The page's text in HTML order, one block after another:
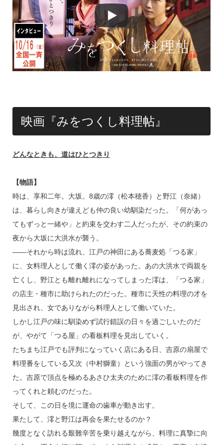
映画『みをつくし料理帖』
どんなときも、道はひとつきり
【物語】
時は、享和二年。大坂。8歳の澪（松本穂香）と野江（奈緒）
は、暮らし向きが違えども仲の良い幼馴染だった。「何があっ
てもずっと一緒や」と約束を交わす二人だったが、その約束の
夜から大坂に大洪水が襲う。
――それから時は流れ、江戸の神田にある蕎麦処「つる家」
に、女料理人として働く澪の姿があった。あの大洪水で両親を
亡くし、野江とも離れ離れになってしまった澪は、「つる家」
の店主・種市に助けられたのだった。種市に天性の料理の才を
見出され、女でありながら料理人として働いていた。
しかし江戸の味に馴染めず試行錯誤の日々を過ごしいたのだ
が、やがて「つる屋」の看板料理を見出していく。
たちまち江戸でも評判になっていく店にある日、吉原の扇屋で
料理番をしている又次（中村獅童）という強面の男がやってき
た。吉原で頂点を極めるあさひ太夫のために澪の看板料理を作
ってくれと頼むのだった。
そして、この日を境に運命の歯車が動き出す。
果たして、澪と野江は再会を果たせるのか？
幾度となく訪れる艱難辛苦を乗り越えながら、料理に真摯に向